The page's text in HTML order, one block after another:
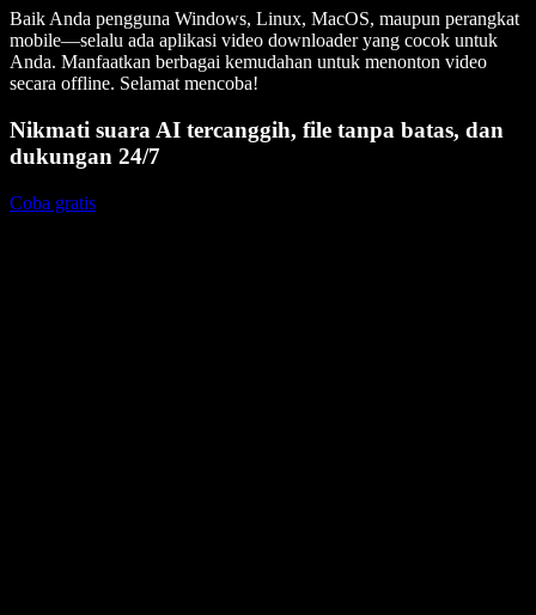
Baik Anda pengguna Windows, Linux, MacOS, maupun perangkat
mobile—selalu ada aplikasi video downloader yang cocok untuk
Anda. Manfaatkan berbagai kemudahan untuk menonton video
secara offline. Selamat mencoba!
Nikmati suara AI tercanggih, file tanpa batas, dan
dukungan 24/7
Coba gratis